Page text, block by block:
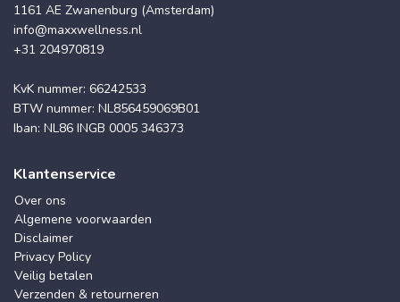
1161 AE Zwanenburg (Amsterdam)
info@maxxwellness.nl
+31 204970819
KvK nummer: 66242533
BTW nummer: NL856459069B01
Iban: NL86 INGB 0005 346373
Klantenservice
Over ons
Algemene voorwaarden
Disclaimer
Privacy Policy
Veilig betalen
Verzenden & retourneren